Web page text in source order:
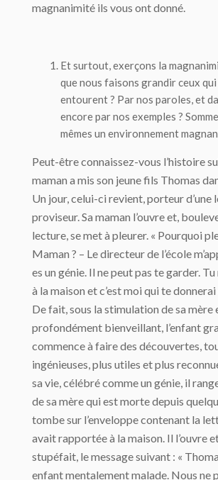
magnanimité ils vous ont donné.
Et surtout,exerçons la
que nous faisons grandir ceux qui
entourent ? Par nos paroles, et
encore par nos exemples ?
mêmes un environnement
Peut-être connaissez-vous l’histoire
maman a mis son jeune fils Thomas
Un jour, celui-ci revient, porteur d’une
proviseur. Sa maman l’ouvre et,
lecture, se met à pleurer. « Pourquoi
Maman ? – Le directeur de l’école
es un génie. Il ne peut pas te garder.
à la maison et c’est moi qui te donnerai
De fait, sous la stimulation de sa mère
profondément bienveillant, l’enfant
commence à faire des découvertes,
ingénieuses, plus utiles et plus
sa vie, célébré comme un génie, il
de sa mère qui est morte depuis
tombe sur l’enveloppe contenant la
avait rapportée à la maison. Il l’ouvre
stupéfait, le message suivant : «
enfant mentalement malade. Nous ne